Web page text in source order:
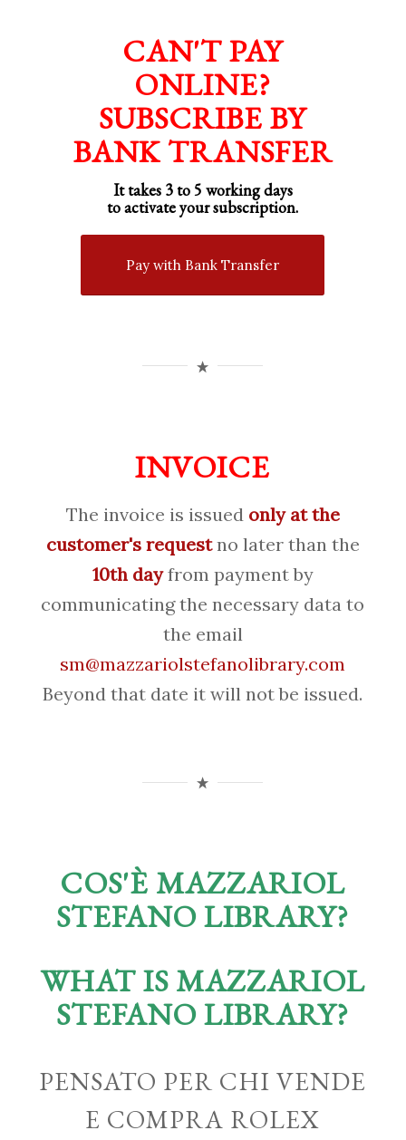
CAN'T PAY
ONLINE?
SUBSCRIBE BY
BANK TRANSFER
It takes 3 to 5 working days
to activate your subscription.
Pay with Bank Transfer
INVOICE
The invoice is issued only at the
customer's requestno later than the
10th dayfrom payment by
communicating the necessary data to
the email
sm@mazzariolstefanolibrary.com
Beyond that date it will not be issued.
COS'È MAZZARIOL
STEFANO LIBRARY?
WHAT IS MAZZARIOL
STEFANO LIBRARY?
PENSATO PER CHI VENDE
E COMPRA ROLEX